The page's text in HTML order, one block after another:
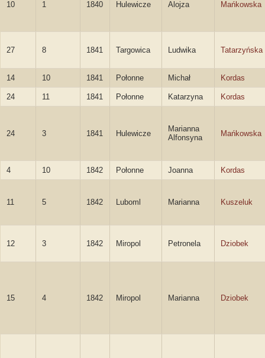
10 1 1840 Hulewicze Alojza Mańkowska
27 8 1841 Targowica Ludwika Tatarzyńska
14 10 1841 Połonne Michał Kordas
24 11 1841 Połonne Katarzyna Kordas
24 3 1841 Hulewicze
Marianna
Alfonsyna
Mańkowska
4 10 1842 Połonne Joanna Kordas
11 5 1842 Luboml Marianna Kuszeluk
12 3 1842 Miropol Petronela Dziobek
15 4 1842 Miropol Marianna Dziobek